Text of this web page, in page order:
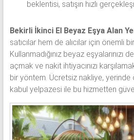
beklentisi, satışın hızlı
Bekirli İkinci El Beyaz Eşya Alan
satıcılar hem de alıcılar için önemli
Kullanmadığınız beyaz eşyalarınızı
açmak ve nakit ihtiyacınızı
bir yöntem. Ücretsiz nakliye, yerinde
kabul yelpazesi ile bu hizmetten